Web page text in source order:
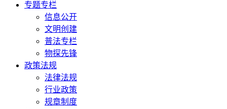
专题专栏
信息公开
文明创建
普法专栏
物探先锋
政策法规
法律法规
行业政策
规章制度